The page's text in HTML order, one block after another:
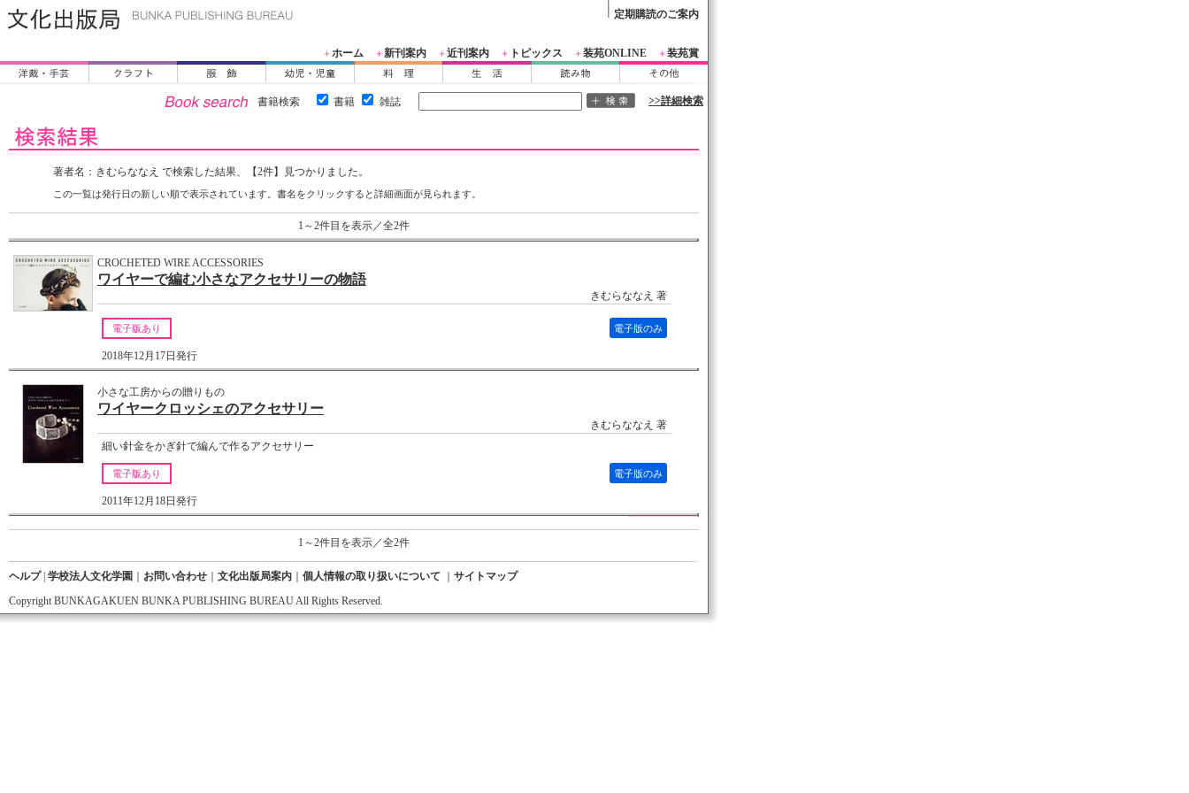
定期購読のご案内
＋ホーム ＋新刊案内 ＋近刊案内 ＋ トピックス ＋装苑ONLINE ＋装苑賞
書籍検索 書籍 雑誌 >>詳細検索
著者名：きむらななえ で検索した結果、【2件】見つかりました。
この一覧は発行日の新しい順で表示されています。書名をクリックすると詳細画面が見られます。
1～2件目を表示／全2件
CROCHETED WIRE ACCESSORIES
ワイヤーで編む小さなアクセサリーの物語
きむらななえ 著
電子版あり 電子版のみ
2018年12月17日発行
小さな工房からの贈りもの
ワイヤークロッシェのアクセサリー
きむらななえ 著
細い針金をかぎ針で編んで作るアクセサリー
電子版あり 電子版のみ
2011年12月18日発行
1～2件目を表示／全2件
ヘルプ| 学校法人文化学園 お問い合わせ 文化出版局案内 個人情報の取り扱いについて
サイトマップ
Copyright BUNKAGAKUEN BUNKA PUBLISHING BUREAU All Rights Reserved.